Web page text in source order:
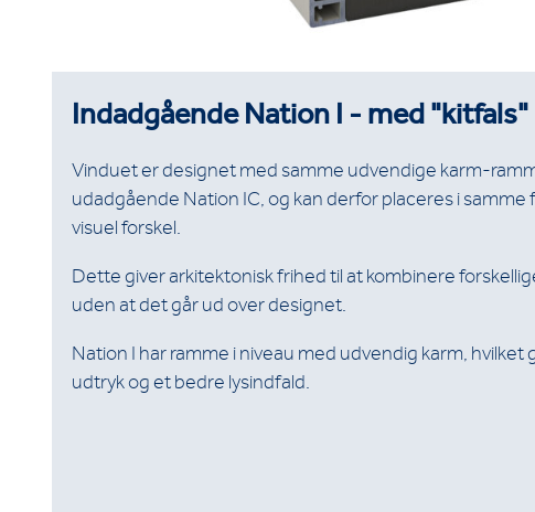
Indadgående Nation I - med "kitfals"
Vinduet er designet med samme udvendige karm-
udadgående Nation IC, og kan derfor placeres i
visuel forskel.
Dette giver arkitektonisk frihed til at kombinere
uden at det går ud over designet.
Nation I har ramme i niveau med udvendig karm, hvilket
udtryk og et bedre lysindfald.